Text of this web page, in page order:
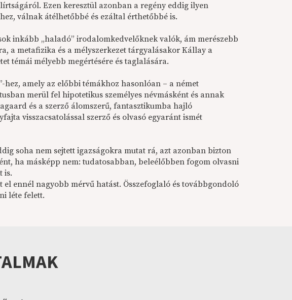
Ezen keresztül azonban a regény eddig ilyen
válnak átélhetőbbé és ezáltal érthetőbbé is.
inkább „haladó” irodalomkedvelőknek valók, ám merészebb
a metafizika és a mélyszerkezet tárgyalásakor Kállay a
témái mélyebb megértésére és taglalására.
amely az előbbi témákhoz hasonlóan – a német
merül fel hipotetikus személyes névmásként és annak
és a szerző álomszerű, fantasztikumba hajló
visszacsatolással szerző és olvasó egyaránt ismét
soha nem sejtett igazságokra mutat rá, azt azonban bizton
ha másképp nem: tudatosabban, beleélőbben fogom olvasni
is.
ennél nagyobb mérvű hatást. Összefoglaló és továbbgondoló
léte felett.